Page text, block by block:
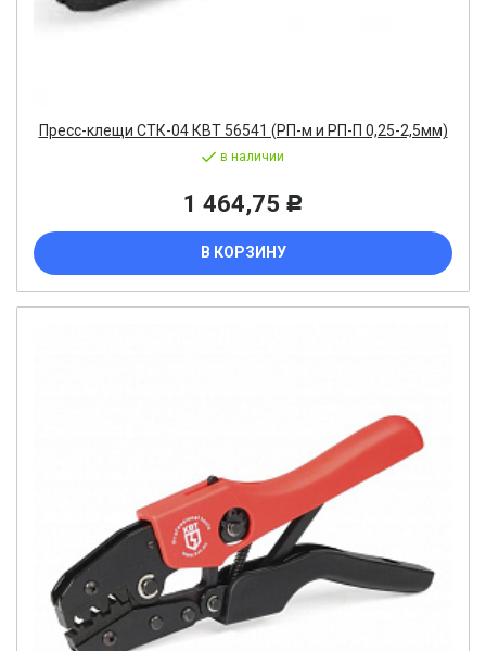
Пресс-клещи СТК-04 КВТ 56541 (РП-м и РП-П 0,25-2,5мм)
в наличии
1 464,75 Р
В КОРЗИНУ